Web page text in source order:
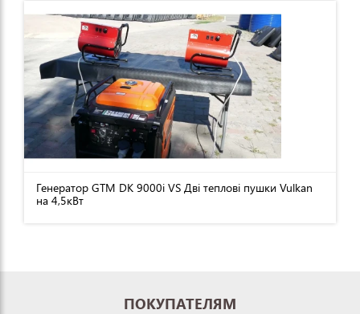
Генератор GTM DK 9000i VS Дві теплові пушки Vulkan
на 4,5кВт
ПОКУПАТЕЛЯМ